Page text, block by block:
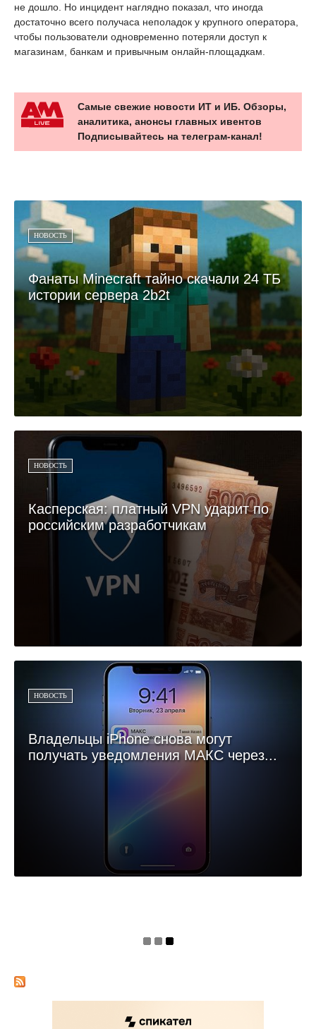
не дошло. Но инцидент наглядно показал, что иногда
достаточно всего получаса неполадок у крупного оператора,
чтобы пользователи одновременно потеряли доступ к
магазинам, банкам и привычным онлайн-площадкам.
Самые свежие новости ИТ и ИБ. Обзоры,
аналитика, анонсы главных ивентов
Подписывайтесь на телеграм-канал!
НОВОСТЬ
Фанаты Minecraft тайно скачали 24 ТБ
истории сервера 2b2t
НОВОСТЬ
Касперская: платный VPN ударит по
российским разработчикам
НОВОСТЬ
Владельцы iPhone снова могут
получать уведомления МАКС через...